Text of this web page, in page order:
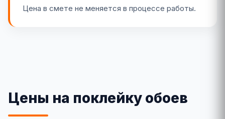
Цена в смете не меняется в процессе работы.
Цены на поклейку обоев